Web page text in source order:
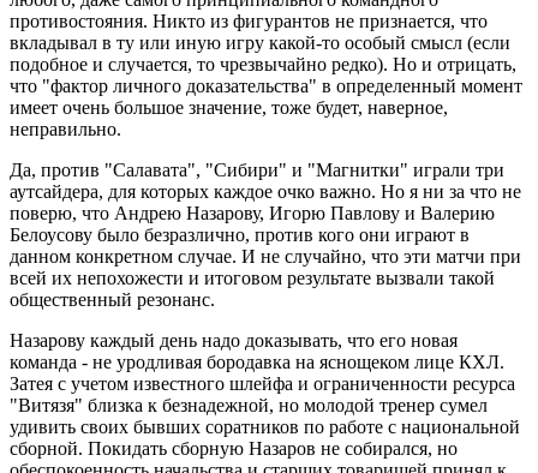
противостояния. Никто из фигурантов не признается, что
вкладывал в ту или иную игру какой-то особый смысл (если
подобное и случается, то чрезвычайно редко). Но и отрицать,
что "фактор личного доказательства" в определенный момент
имеет очень большое значение, тоже будет, наверное,
неправильно.
Да, против "Салавата", "Сибири" и "Магнитки" играли три
аутсайдера, для которых каждое очко важно. Но я ни за что не
поверю, что Андрею Назарову, Игорю Павлову и Валерию
Белоусову было безразлично, против кого они играют в
данном конкретном случае. И не случайно, что эти матчи при
всей их непохожести и итоговом результате вызвали такой
общественный резонанс.
Назарову каждый день надо доказывать, что его новая
команда - не уродливая бородавка на яснощеком лице КХЛ.
Затея с учетом известного шлейфа и ограниченности ресурса
"Витязя" близка к безнадежной, но молодой тренер сумел
удивить своих бывших соратников по работе с национальной
сборной. Покидать сборную Назаров не собирался, но